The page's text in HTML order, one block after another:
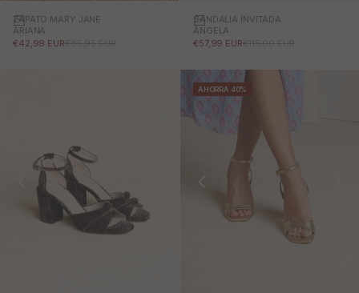
ZAPATO MARY JANE
ARIANA
PRECIO DE OFERTA
€42,99 EURPRECIO NORMAL
€85,95 EUR
SANDALIA INVITADA
ÁNGELA
PRECIO DE OFERTA
€57,99 EURPRECIO NORMAL
€115,00 EUR
AHORRA 40%